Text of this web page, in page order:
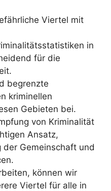
Viertel mit
in
für die
begrenzte
kriminellen
Gebieten bei.
von Kriminalität
Ansatz,
der Gemeinschaft und
können wir
Viertel für alle in